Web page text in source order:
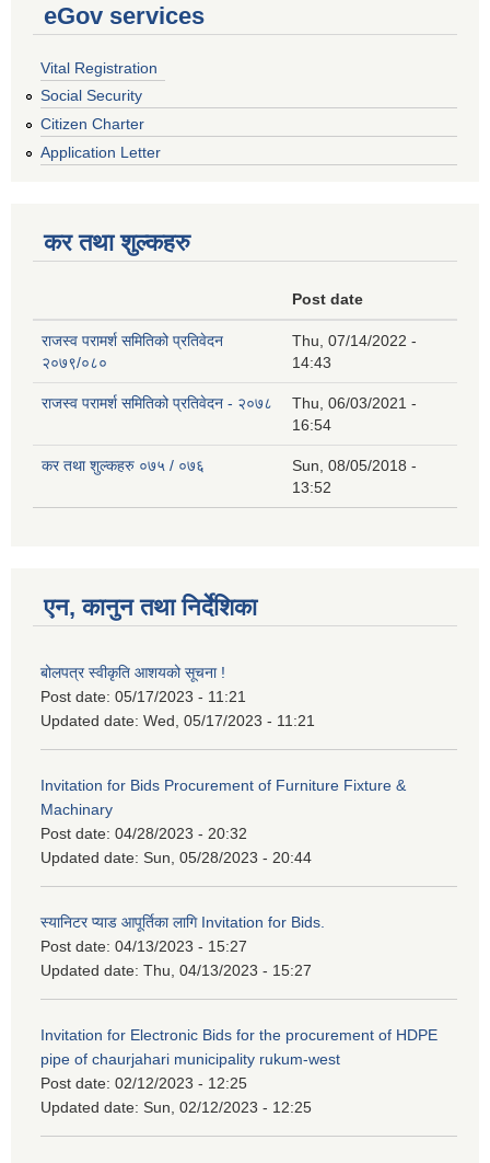
eGov services
Vital Registration
Social Security
Citizen Charter
Application Letter
कर तथा शुल्कहरु
Post date
राजस्व परामर्श समितिको प्रतिवेदन
२०७९/०८०
Thu, 07/14/2022 -
14:43
राजस्व परामर्श समितिको प्रतिवेदन - २०७८
Thu, 06/03/2021 -
16:54
कर तथा शुल्कहरु ०७५ / ०७६
Sun, 08/05/2018 -
13:52
एन, कानुन तथा निर्देशिका
बोलपत्र स्वीकृति आशयको सूचना !
Post date: 05/17/2023 - 11:21
Updated date: Wed, 05/17/2023 - 11:21
Invitation for Bids Procurement of Furniture Fixture &
Machinary
Post date: 04/28/2023 - 20:32
Updated date: Sun, 05/28/2023 - 20:44
स्यानिटर प्याड आपूर्तिका लागि Invitation for Bids.
Post date: 04/13/2023 - 15:27
Updated date: Thu, 04/13/2023 - 15:27
Invitation for Electronic Bids for the procurement of HDPE
pipe of chaurjahari municipality rukum-west
Post date: 02/12/2023 - 12:25
Updated date: Sun, 02/12/2023 - 12:25